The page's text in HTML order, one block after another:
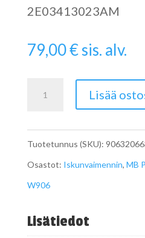
2E03413023AM
79,00€sis. alv.
Iskunvaimennin
Sprinterin
W906
A9063206630
määrä
Lisää
Tuotetunnus (SKU):
Osastot: Iskunvaimennin, MB
W906
Lisätiedot